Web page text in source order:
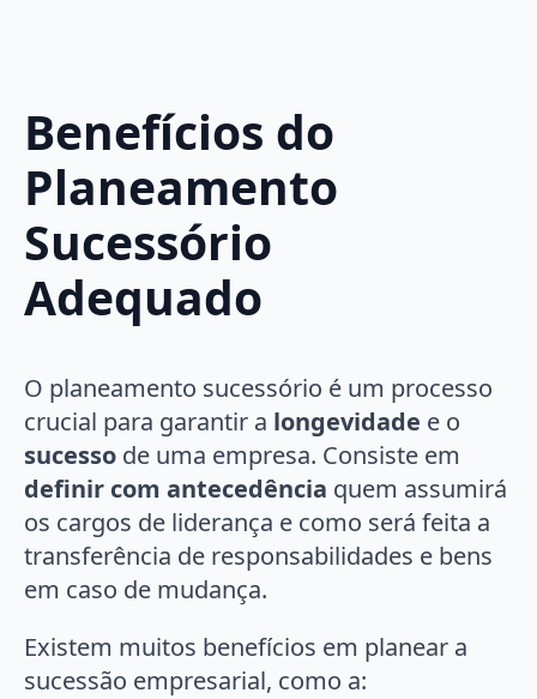
Benefícios do
Planeamento
Sucessório
Adequado
O planeamento sucessório é um processo
crucial para garantir a longevidade e o
sucesso de uma empresa. Consiste em
definir com antecedência quem assumirá
os cargos de liderança e como será feita a
transferência de responsabilidades e bens
em caso de mudança.
Existem muitos benefícios em planear a
sucessão empresarial, como a: